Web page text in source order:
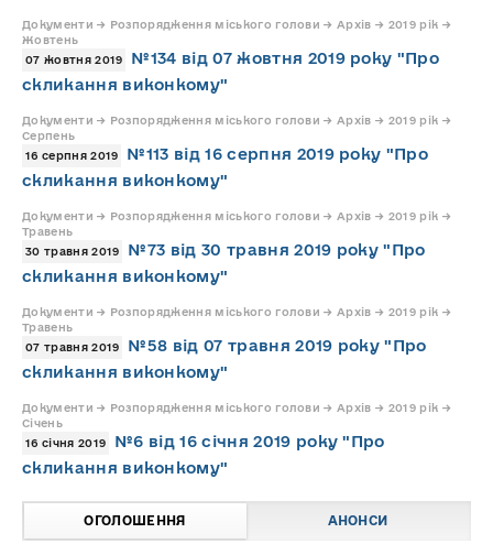
Документи → Розпорядження міського голови → Архів → 2019 рік →
Жовтень
07 жовтня 2019
№134 від 07 жовтня 2019 року "Про
скликання виконкому"
Документи → Розпорядження міського голови → Архів → 2019 рік →
Серпень
16 серпня 2019
№113 від 16 серпня 2019 року "Про
скликання виконкому"
Документи → Розпорядження міського голови → Архів → 2019 рік →
Травень
30 травня 2019
№73 від 30 травня 2019 року "Про
скликання виконкому"
Документи → Розпорядження міського голови → Архів → 2019 рік →
Травень
07 травня 2019
№58 від 07 травня 2019 року "Про
скликання виконкому"
Документи → Розпорядження міського голови → Архів → 2019 рік →
Січень
16 січня 2019
№6 від 16 січня 2019 року "Про
скликання виконкому"
ОГОЛОШЕННЯ АНОНСИ